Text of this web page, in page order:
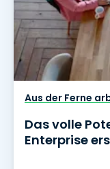
Aus der Ferne
Das volle
Enterprise